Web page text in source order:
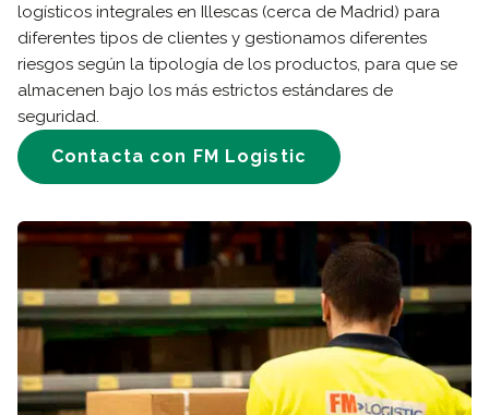
logísticos integrales en Illescas (cerca de Madrid) para
diferentes tipos de clientes y gestionamos diferentes
riesgos según la tipología de los productos, para que se
almacenen bajo los más estrictos estándares de
seguridad.
Contacta con FM Logistic